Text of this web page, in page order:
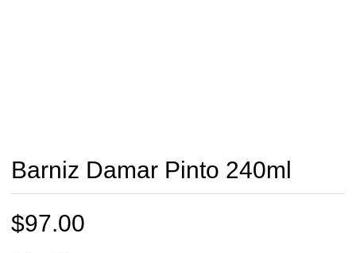
Barniz Damar Pinto 240ml
$97.00